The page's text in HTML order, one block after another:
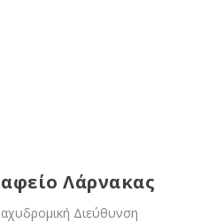
Λάρνακας